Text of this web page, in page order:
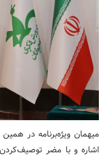
میهمان ویژه‌برنامه در همین
اشاره و با مضر